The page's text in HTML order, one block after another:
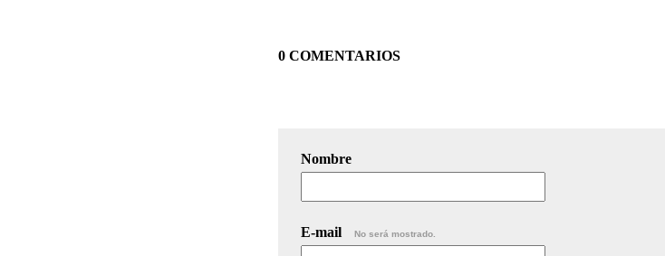
0 COMENTARIOS
Nombre
E-mail No será mostrado.